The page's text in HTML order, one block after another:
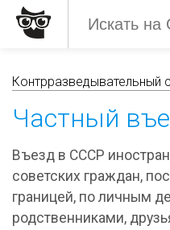
Контрразведывательный
Частный
Въезд в СССР
советских граждан,
границей, пo личным
родственниками,